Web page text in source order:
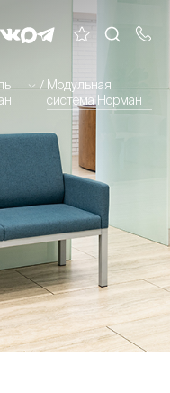
Модульная
система Норман